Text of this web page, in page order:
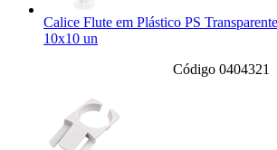
Calice Flute em Plástico PS
10x10 un
Código 0404321